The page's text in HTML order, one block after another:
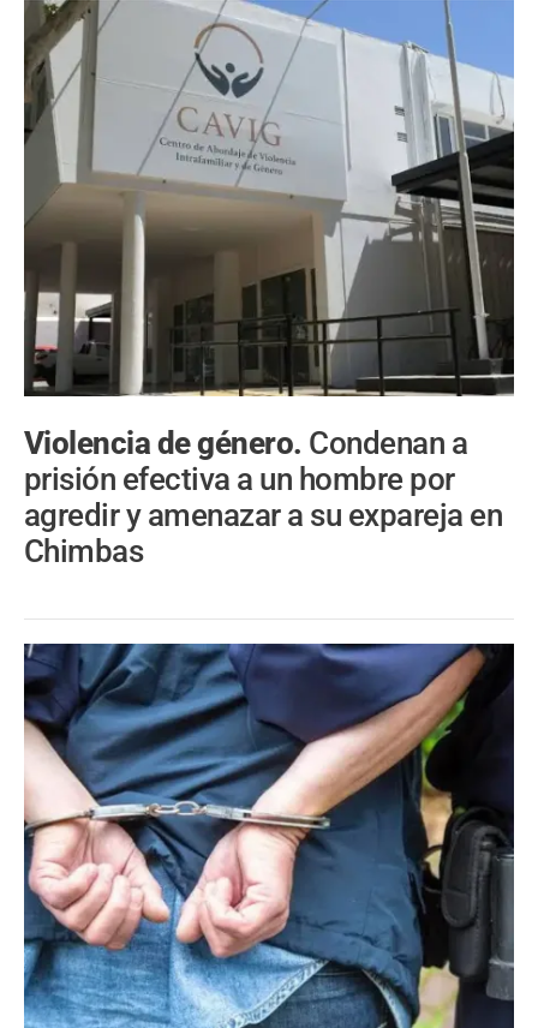
Violencia de género. Condenan a
prisión efectiva a un hombre por
agredir y amenazar a su expareja en
Chimbas